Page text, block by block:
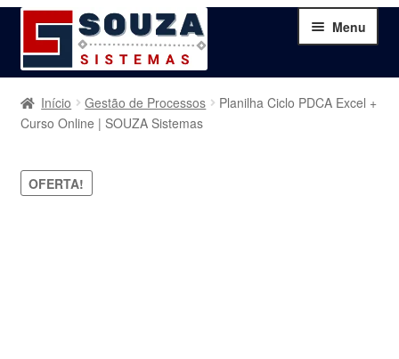
Pular
para
navegação
Pular
para
o
conteúdo
Menu
Home
Serviços
Início Gestão de Processos
Planilha Ciclo PDCA Excel +
Curso Online | SOUZA Sistemas
OFERTA!